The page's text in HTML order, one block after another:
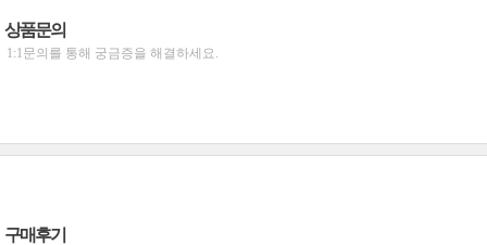
상품문의
1:1문의를 통해 궁금증을 해결하세요.
구매후기